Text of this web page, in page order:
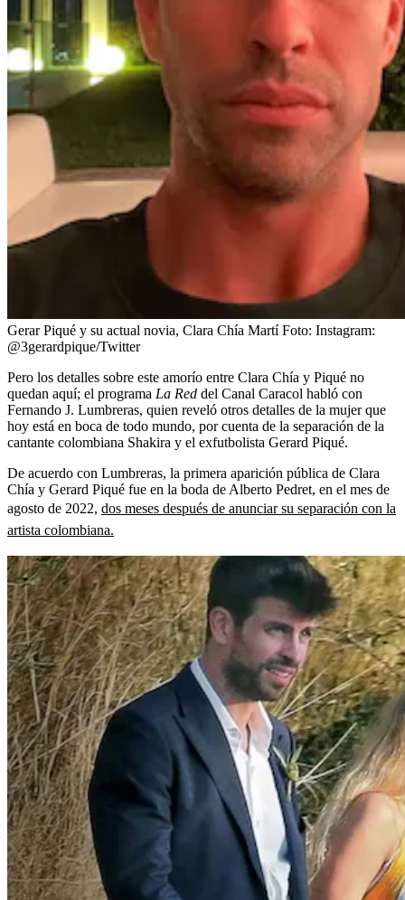
Gerar Piqué y su actual novia, Clara Chía MartíFoto: Instagram:
@3gerardpique/Twitter
Pero los detalles sobre este amorío entre Clara Chía y Piqué no
quedan aquí; el programa La Red del Canal Caracol habló con
Fernando J. Lumbreras, quien reveló otros detalles de la mujer que
hoy está en boca de todo mundo, por cuenta de la separación de la
cantante colombiana Shakira y el exfutbolista Gerard Piqué.
De acuerdo con Lumbreras, la primera aparición pública de Clara
Chía y Gerard Piqué fue en la boda de Alberto Pedret, en el mes de
agosto de 2022, dos meses después de anunciar su separación con la
artista colombiana.